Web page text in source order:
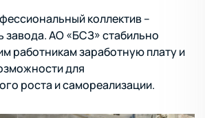
коллектив –
завода. АО «БСЗ» стабильно
работникам заработную плату и
для
роста и самореализации.